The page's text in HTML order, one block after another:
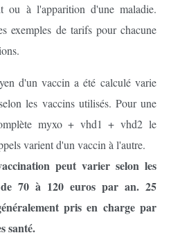
ou à l'apparition d'une maladie.
exemples de tarifs pour chacune
d'un vaccin a été calculé varie
les vaccins utilisés. Pour une
myxo + vhd1 + vhd2 le
varient d'un vaccin à l'autre.
peut varier selon les
de 70 à 120 euros par an. 25
pris en charge par
santé.